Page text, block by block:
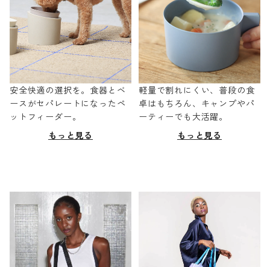
安全快適の選択を。食器とベ
ースがセパレートになったペ
ットフィーダー。
もっと見る
軽量で割れにくい、普段の食
卓はもちろん、キャンプやパ
ーティーでも大活躍。
もっと見る